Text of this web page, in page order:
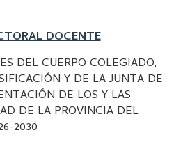
DOCENTE
DEL CUERPO COLEGIADO,
Y DE LA JUNTA DE
DE LOS Y LAS
DE LA PROVINCIA DEL
2030